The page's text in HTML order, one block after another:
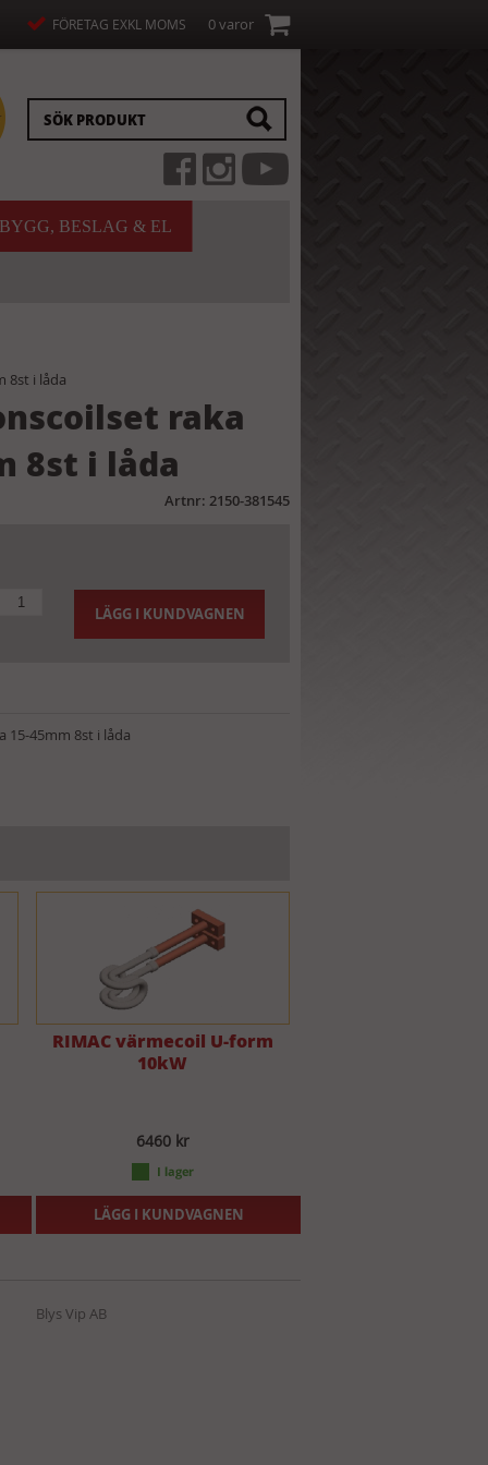
0 varor
FÖRETAG EXKL MOMS
BYGG, BESLAG & EL
8st i låda
raka
8st i låda
Artnr: 2150-381545
LÄGG I KUNDVAGNEN
15-45mm 8st i låda
RIMAC värmecoil U-form
10kW
6460 kr
LÄGG I KUNDVAGNEN
Blys Vip AB